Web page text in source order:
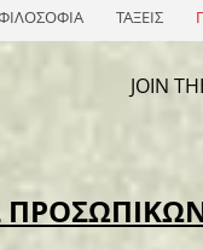
ΤΑΞΕΙΣ
JOIN